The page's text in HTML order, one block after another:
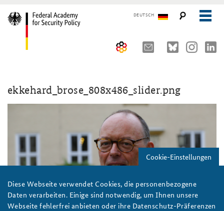
DEUTSCH
Advisory Board
The Association of Friends
Partners
Young Leaders in Security Policy
Directions
Seminars, Conferences and Events
Security Policy Course for Senior Officials
Core Course on Security Policy
German Forum on Security Policy
Public Events
Further Events
ekkehard_brose_808x486_slider.png
Cookie-Einstellungen
Diese Webseite verwendet Cookies, die personenbezogene
Daten verarbeiten. Einige sind notwendig, um Ihnen unsere
Webseite fehlerfrei anbieten oder ihre Datenschutz-Präferenzen